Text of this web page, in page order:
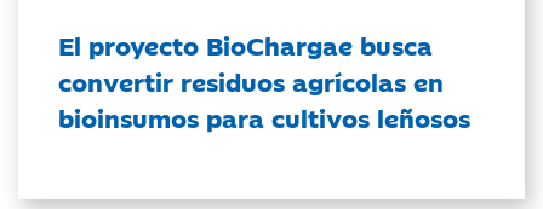
El proyecto BioChargae busca
convertir residuos agrícolas en
bioinsumos para cultivos leñosos